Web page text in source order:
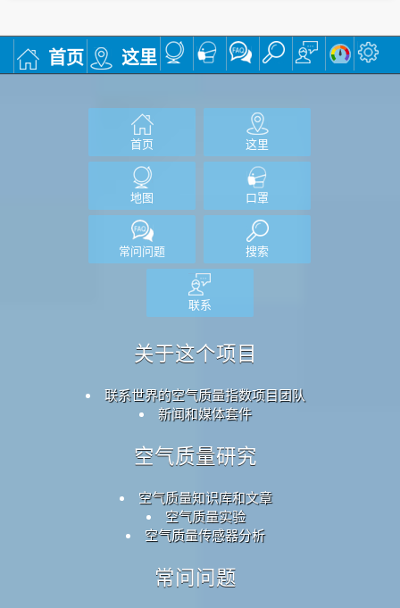
首页 这里
首页 这里
地图 口罩
常问问题 搜索
联系
关于这个项目
联系世界的空气质量指数项目团队
新闻和媒体套件
空气质量研究
空气质量知识库和文章
空气质量实验
空气质量传感器分析
常问问题